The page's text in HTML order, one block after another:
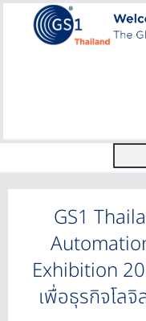
GS1
Exhibition
เพื่อธุรกิจโล